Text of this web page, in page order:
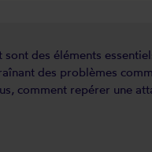
des éléments
des problèmes
comment repérer une